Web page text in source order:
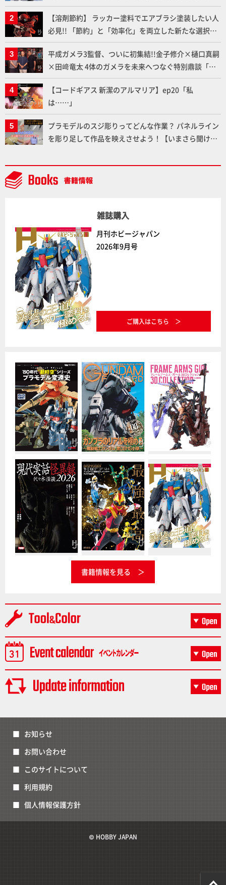
細部のディテールアップやハンドパーツの改造で印象
的なシーンを再現!!
【溶剤節約】 ラッカー塗料でエアブラシ塗装したい人
必見!! 「節約」と「効率化」を両立した新たな選択肢
「カートリッジ式エアーブラシ FLYER-SR2」の使い心
地を「HG ブルーティッシュドッグ」で検証！
平成ガメラ3監督、ついに初集結!!金子修介×樋口真嗣
×田﨑竜太 4体のガメラを未来へつなぐ特別鼎談「ガ
メラ永久保存化プロジェクト FINAL」
【コードギアス 新潔のアルマリア】ep20「私
は……」
プラモデルのスジ彫りってどんな作業？ パネルライン
を彫り足して作品を映えさせよう！【いまさら聞けな
雑誌購入
月刊ホビージャパン
2026年9月号
ご購入はこちら
書籍情報を見る
お知らせ
お問い合わせ
このサイトについて
利用規約
個人情報保護方針
© HOBBY JAPAN